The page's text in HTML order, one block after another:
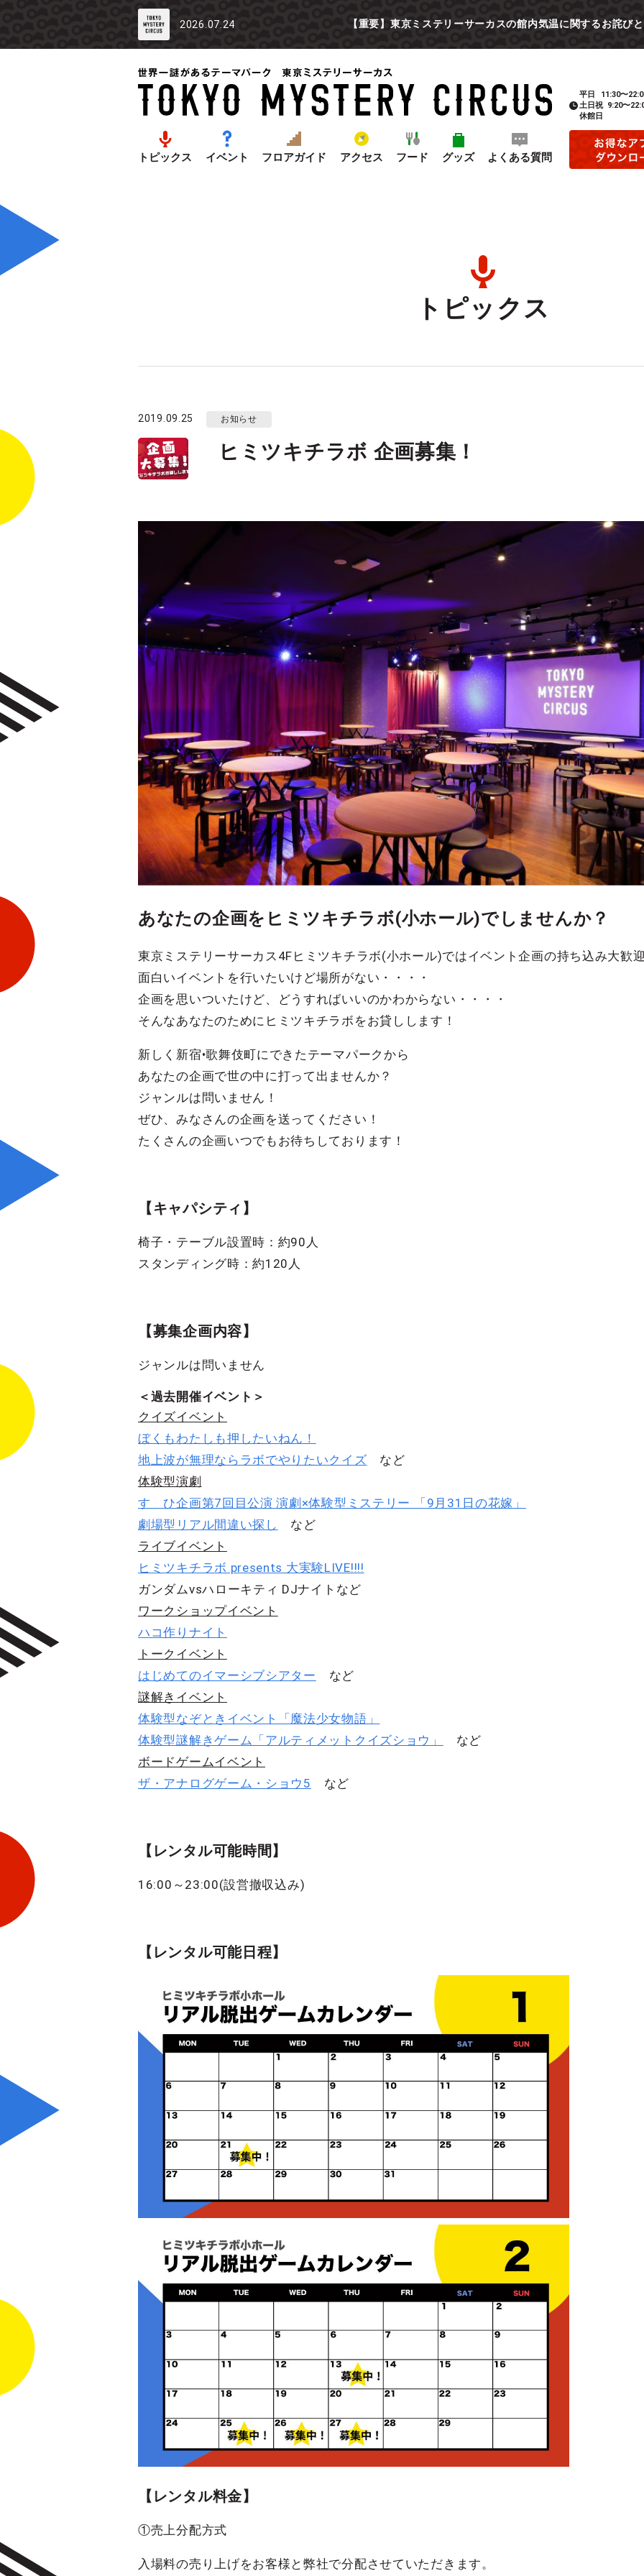
2026.07.24 【重要】東京ミステリーサーカスの館内気温に関するお詫び
トピックス イベント フロアガイド アクセス フード グッズ よくある質問
平日
11:30〜
土日祝 9:20〜
休館日
トピックス
2019.09.25 お知らせ
ヒミツキチラボ 企画募集！
あなたの企画をヒミツキチラボ(小ホール)でしませんか？
東京ミステリーサーカス4Fヒミツキチラボ(小ホール)ではイベント企画の持ち込み大歓
面白いイベントを行いたいけど場所がない・・・・
企画を思いついたけど、どうすればいいのかわからない・・・・
そんなあなたのためにヒミツキチラボをお貸しします！
新しく新宿•歌舞伎町にできたテーマパークから
あなたの企画で世の中に打って出ませんか？
ジャンルは問いません！
ぜひ、みなさんの企画を送ってください！
たくさんの企画いつでもお待ちしております！
【キャパシティ】
椅子・テーブル設置時：約90人
スタンディング時：約120人
【募集企画内容】
ジャンルは問いません
＜過去開催イベント＞
クイズイベント
ぼくもわたしも押したいねん！
地上波が無理ならラボでやりたいクイズ など
体験型演劇
すゞひ企画第7回目公演 演劇×体験型ミステリー 「9月31日の花嫁」
劇場型リアル間違い探し
など
ライブイベント
ヒミツキチラボ presents 大実験LIVE!!!!
ガンダムvsハローキティ DJナイトなど
ワークショップイベント
ハコ作りナイト
トークイベント
はじめてのイマーシブシアター など
謎解きイベント
体験型なぞときイベント「魔法少女物語」
体験型謎解きゲーム「アルティメットクイズショウ」
など
ボードゲームイベント
ザ・アナログゲーム・ショウ5 など
【レンタル可能時間】
16:00～23:00(設営撤収込み)
【レンタル可能日程】
【レンタル料金】
①売上分配方式
入場料の売り上げをお客様と弊社で分配させていただきます。